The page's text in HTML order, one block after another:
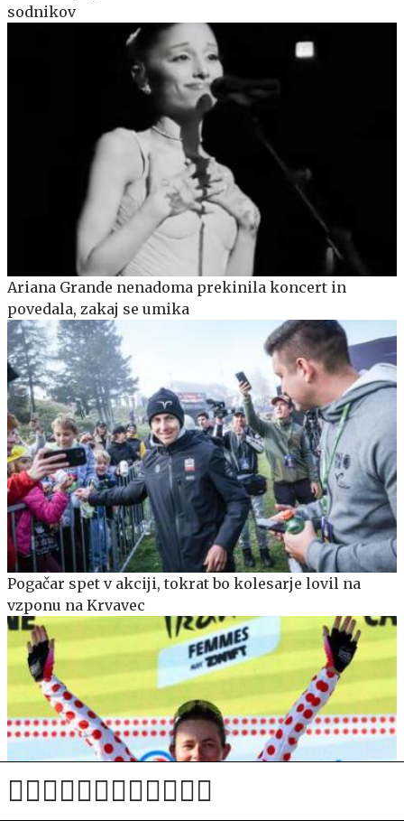
sodnikov
Ariana Grande nenadoma prekinila koncert in
povedala, zakaj se umika
Pogačar spet v akciji, tokrat bo kolesarje lovil na
vzponu na Krvavec